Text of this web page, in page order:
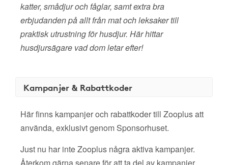
katter, smådjur och fåglar, samt extra bra
erbjudanden på allt från mat och leksaker till
praktisk utrustning för husdjur. Här hittar
husdjursägare vad dom letar efter!
Kampanjer & Rabattkoder
Här finns kampanjer och rabattkoder till Zooplus att
använda, exklusivt genom Sponsorhuset.
Just nu har inte Zooplus några aktiva kampanjer.